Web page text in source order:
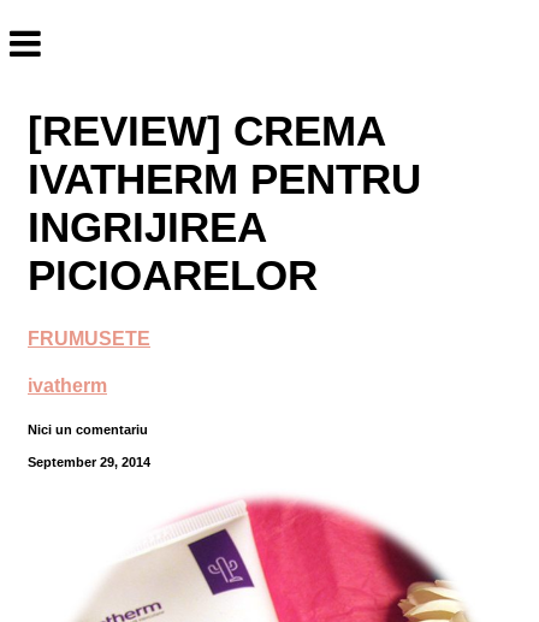
[REVIEW] CREMA
IVATHERM PENTRU
INGRIJIREA
PICIOARELOR
FRUMUSETE
ivatherm
Nici un comentariu
September 29, 2014